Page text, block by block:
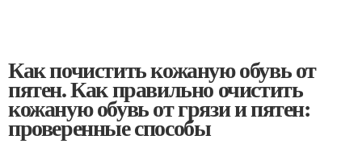
Как почистить кожаную обувь от
пятен. Как правильно очистить
кожаную обувь от грязи и пятен:
проверенные способы